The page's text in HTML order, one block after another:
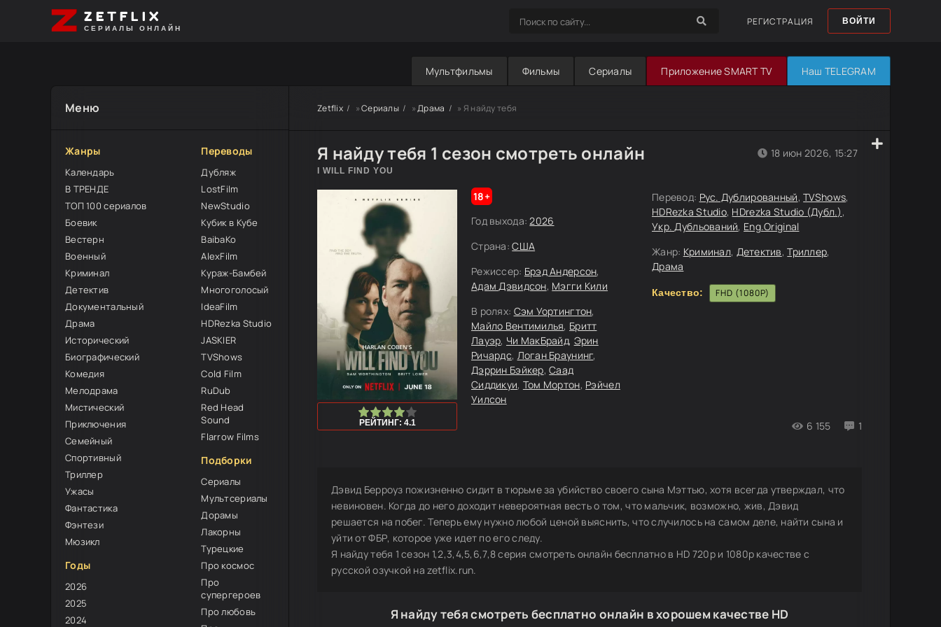
ZETFLIX
СЕРИАЛЫ ОНЛАЙН
РЕГИСТРАЦИЯ ВОЙТИ
Мультфильмы Фильмы Сериалы Приложение SMART TV Наш TELEGRAM
Меню
Жанры
Календарь
В ТРЕНДЕ
ТОП 100 сериалов
Боевик
Вестерн
Военный
Криминал
Детектив
Документальный
Драма
Исторический
Биографический
Комедия
Мелодрама
Мистический
Приключения
Семейный
Спортивный
Триллер
Ужасы
Фантастика
Фэнтези
Мюзикл
Годы
2026
2025
2024
Переводы
Дубляж
LostFilm
NewStudio
Кубик в Кубе
BaibaKo
AlexFilm
Кураж-Бамбей
Многоголосый
IdeaFilm
HDRezka Studio
JASKIER
TVShows
Cold Film
RuDub
Red Head
Sound
Flarrow Films
Подборки
Сериалы
Мультсериалы
Дорамы
Лакорны
Турецкие
Про космос
Про
супергероев
Про любовь
Zetflix »Сериалы »Драма » Я найду тебя
Я найду тебя 1 сезон смотреть онлайн
I WILL FIND YOU
4
5
РЕЙТИНГ: 4.1
18+
Год выхода: 2026
Страна: США
Режиссер: Брэд Андерсон,
Адам Дэвидсон, Мэгги Кили
В ролях: Сэм Уортингтон,
Майло Вентимилья, Бритт
Лауэр, Чи МакБрайд, Эрин
Ричардс, Логан Браунинг,
Дэррин Бэйкер,Саад
Сиддикуи, Том Мортон, Рэйчел
Уилсон
6 155
1
18 июн 2026, 15:27
Перевод: Рус. Дублированный,TVShows,
HDRezka Studio, HDrezka Studio (Дубл.) ,
Укр. Дубльований, Eng.Original
Жанр: Криминал, Детектив,Триллер,
Драма
Качество: FHD (1080P)
Дэвид Берроуз пожизненно сидит в тюрьме за убийство своего сына Мэттью, хотя всегда утверждал, что
невиновен. Когда до него доходит невероятная весть о том, что мальчик, возможно, жив, Дэвид
решается на побег. Теперь ему нужно любой ценой выяснить, что случилось на самом деле, найти сына и
уйти от ФБР, которое уже идет по его следу.
Я найду тебя 1 сезон 1,2,3,4,5,6,7,8 серия смотреть онлайн бесплатно в HD 720p и 1080p качестве с
русской озучкой на zetflix.run.
Я найду тебя смотреть бесплатно онлайн в хорошем качестве HD